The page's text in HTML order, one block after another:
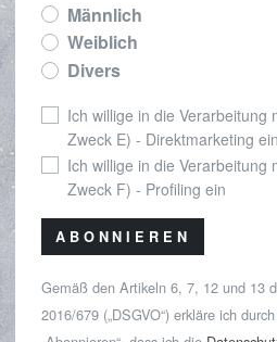
Männlich
Weiblich
Divers
Ich willige in die Verarbeitung
Zweck E) - Direktmarketing
Ich willige in die Verarbeitung
Zweck F) - Profiling ein
ABONNIEREN
Gemäß den Artikeln 6, 7, 12 und 13
2016/679 („DSGVO“) erkläre ich